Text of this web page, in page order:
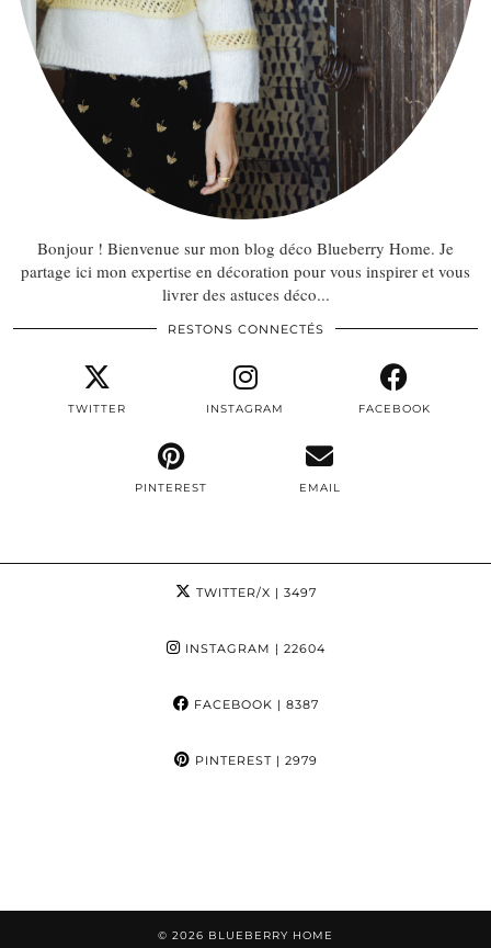
Bonjour ! Bienvenue sur mon blog déco Blueberry Home. Je
partage ici mon expertise en décoration pour vous inspirer et vous
livrer des astuces déco...
RESTONS CONNECTÉS
TWITTER INSTAGRAM FACEBOOK
PINTEREST EMAIL
TWITTER/X | 3497
INSTAGRAM | 22604
FACEBOOK | 8387
PINTEREST| 2979
© 2026 BLUEBERRY HOME